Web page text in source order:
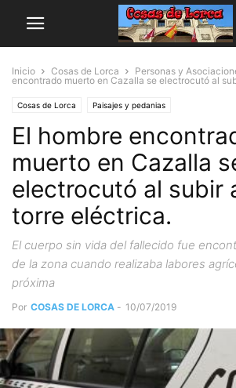
Inicio Cosas de Lorca Personas y
encontrado muerto en Cazalla se electrocutó al
Cosas de Lorca Paisajes y pedanias
El hombre
muerto en Cazalla
electrocutó al subir
torre eléctrica.
El cuerpo sin vida del fallecido fue
de la zona cuando realizaba labores
próxima
Por COSAS DE LORCA - 10/07/2019